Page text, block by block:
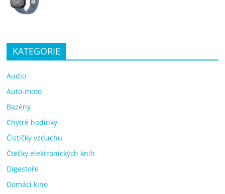
KATEGORIE
Audio
Auto-moto
Bazény
Chytré hodinky
Čističky vzduchu
Čtečky elektronických knih
Digestoře
Domácí kino